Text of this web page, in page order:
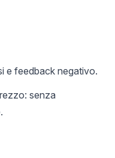
e feedback negativo.
senza